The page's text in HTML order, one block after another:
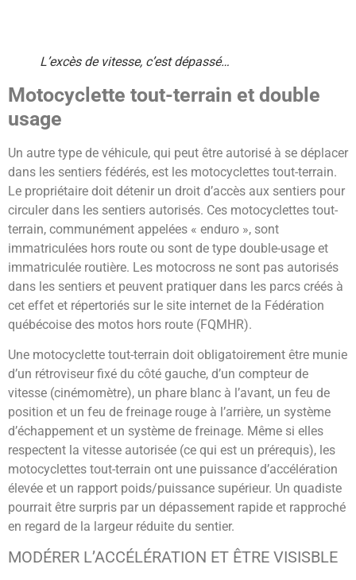
L’excès de vitesse, c’est dépassé…
Motocyclette tout-terrain et double
usage
Un autre type de véhicule, qui peut être autorisé à se déplacer
dans les sentiers fédérés, est les motocyclettes tout-terrain.
Le propriétaire doit détenir un droit d’accès aux sentiers pour
circuler dans les sentiers autorisés. Ces motocyclettes tout-
terrain, communément appelées « enduro », sont
immatriculées hors route ou sont de type double-usage et
immatriculée routière. Les motocross ne sont pas autorisés
dans les sentiers et peuvent pratiquer dans les parcs créés à
cet effet et répertoriés sur le site internet de la Fédération
québécoise des motos hors route (FQMHR).
Une motocyclette tout-terrain doit obligatoirement être munie
d’un rétroviseur fixé du côté gauche, d’un compteur de
vitesse (cinémomètre), un phare blanc à l’avant, un feu de
position et un feu de freinage rouge à l’arrière, un système
d’échappement et un système de freinage. Même si elles
respectent la vitesse autorisée (ce qui est un prérequis), les
motocyclettes tout-terrain ont une puissance d’accélération
élevée et un rapport poids/puissance supérieur. Un quadiste
pourrait être surpris par un dépassement rapide et rapproché
en regard de la largeur réduite du sentier.
MODÉRER L’ACCÉLÉRATION ET ÊTRE VISISBLE